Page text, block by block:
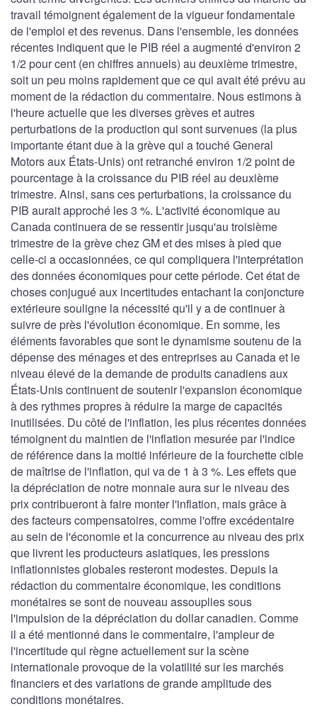
travail témoignent également de la vigueur fondamentale
de l'emploi et des revenus. Dans l'ensemble, les données
récentes indiquent que le PIB réel a augmenté d'environ 2
1/2 pour cent (en chiffres annuels) au deuxième trimestre,
soit un peu moins rapidement que ce qui avait été prévu au
moment de la rédaction du commentaire. Nous estimons à
l'heure actuelle que les diverses grèves et autres
perturbations de la production qui sont survenues (la plus
importante étant due à la grève qui a touché General
Motors aux États-Unis) ont retranché environ 1/2 point de
pourcentage à la croissance du PIB réel au deuxième
trimestre. Ainsi, sans ces perturbations, la croissance du
PIB aurait approché les 3 %. L'activité économique au
Canada continuera de se ressentir jusqu'au troisième
trimestre de la grève chez GM et des mises à pied que
celle-ci a occasionnées, ce qui compliquera l'interprétation
des données économiques pour cette période. Cet état de
choses conjugué aux incertitudes entachant la conjoncture
extérieure souligne la nécessité qu'il y a de continuer à
suivre de près l'évolution économique. En somme, les
éléments favorables que sont le dynamisme soutenu de la
dépense des ménages et des entreprises au Canada et le
niveau élevé de la demande de produits canadiens aux
États-Unis continuent de soutenir l'expansion économique
à des rythmes propres à réduire la marge de capacités
inutilisées. Du côté de l'inflation, les plus récentes données
témoignent du maintien de l'inflation mesurée par l'indice
de référence dans la moitié inférieure de la fourchette cible
de maîtrise de l'inflation, qui va de 1 à 3 %. Les effets que
la dépréciation de notre monnaie aura sur le niveau des
prix contribueront à faire monter l'inflation, mais grâce à
des facteurs compensatoires, comme l'offre excédentaire
au sein de l'économie et la concurrence au niveau des prix
que livrent les producteurs asiatiques, les pressions
inflationnistes globales resteront modestes. Depuis la
rédaction du commentaire économique, les conditions
monétaires se sont de nouveau assouplies sous
l'impulsion de la dépréciation du dollar canadien. Comme
il a été mentionné dans le commentaire, l'ampleur de
l'incertitude qui règne actuellement sur la scène
internationale provoque de la volatilité sur les marchés
financiers et des variations de grande amplitude des
conditions monétaires.